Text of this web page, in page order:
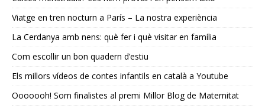
Viatge en tren nocturn a París – La nostra experiència
La Cerdanya amb nens: què fer i què visitar en família
Com escollir un bon quadern d’estiu
Els millors vídeos de contes infantils en català a Youtube
Ooooooh! Som finalistes al premi Millor Blog de Maternitat